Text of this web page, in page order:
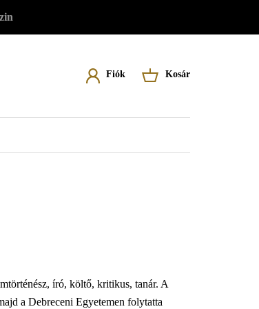
Felhasználói
Fiók Kosár
író, költő, kritikus, tanár. A
a Debreceni Egyetemen folytatta